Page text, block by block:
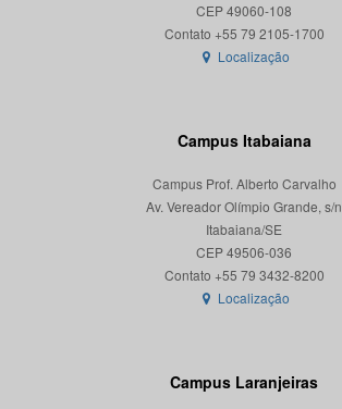
CEP 49060-108
Localização
Campus Itabaiana
Campus Prof. Alberto Carvalho
Av. Vereador Olímpio Grande, s/n
Itabaiana/SE
CEP 49506-036
Localização
Campus Laranjeiras